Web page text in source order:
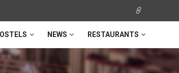
NEWS RESTAURANTS